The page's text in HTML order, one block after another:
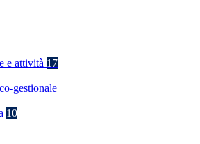
e attività 17
gestionale
10